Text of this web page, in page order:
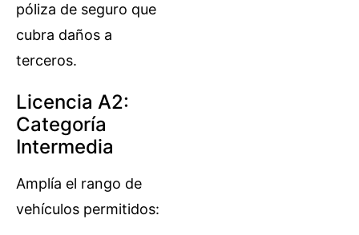
póliza de seguro que
cubra daños a
terceros.
Licencia A2:
Categoría
Intermedia
Amplía el rango de
vehículos permitidos: